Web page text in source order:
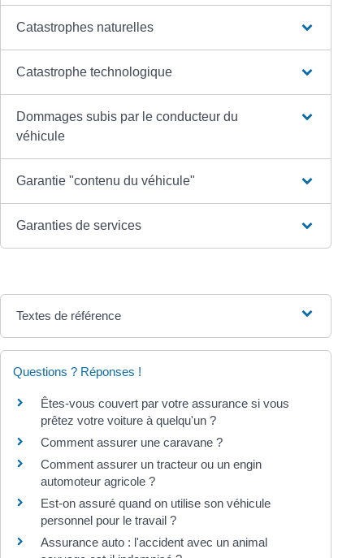
Catastrophes naturelles
Catastrophe technologique
Dommages subis par le conducteur du
véhicule
Garantie "contenu du véhicule"
Garanties de services
Textes de référence
Questions ? Réponses !
Êtes-vous couvert par votre assurance si vous
prêtez votre voiture à quelqu'un ?
Comment assurer une caravane ?
Comment assurer un tracteur ou un engin
automoteur agricole ?
Est-on assuré quand on utilise son véhicule
personnel pour le travail ?
Assurance auto : l'accident avec un animal